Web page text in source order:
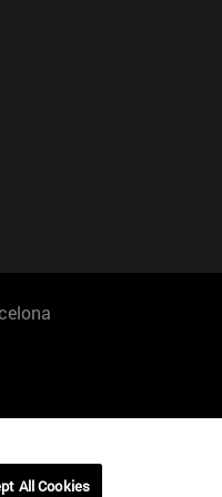
All Cookies